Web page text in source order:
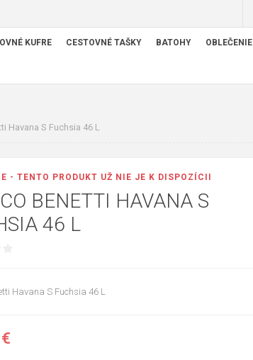
KUFRE CESTOVNÉ TAŠKY BATOHY OBLEČENIE
Havana S Fuchsia 46 L
- TENTO PRODUKT UŽ NIE JE K DISPOZÍCII
BENETTI HAVANA S
46 L
Havana S Fuchsia 46 L